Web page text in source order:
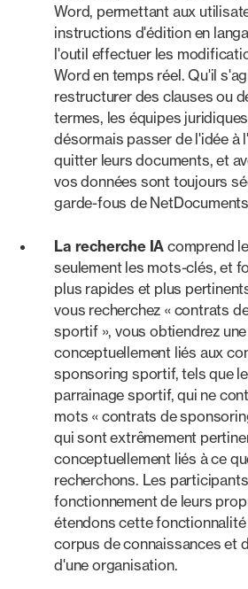
Word, permettant aux
instructions d'édition en
l'outil effectuer les
Word en temps réel. Qu'il
restructurer des clauses ou
termes, les équipes
désormais passer de l'idée à
quitter leurs documents, et
vos données sont toujours
garde-fous de
La recherche IA comprend
seulement les mots-clés, et
plus rapides et plus
vous recherchez « contrats
sportif », vous obtiendrez
conceptuellement liés aux
sponsoring sportif, tels que
parrainage sportif, qui ne
mots « contrats de
qui sont extrêmement
conceptuellement liés à ce
recherchons. Les
fonctionnement de leurs
étendons cette fonctionnalité
corpus de connaissances et
d'une organisation.